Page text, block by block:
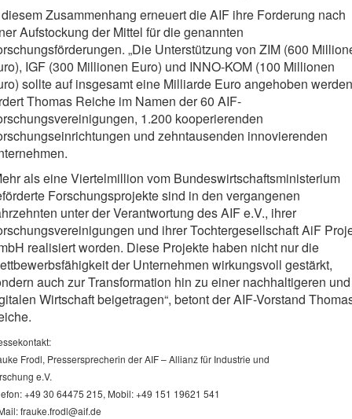
Zusammenhang erneuert die AIF ihre Forderung nach
Aufstockung der Mittel für die genannten
„Die Unterstützung von ZIM (600
IGF (300 Millionen Euro) und INNO-KOM (100 Millionen
sollte auf insgesamt eine Milliarde Euro angehoben
Thomas Reiche im Namen der 60 AIF-
1.200 kooperierenden
und zehntausenden innovierenden
als eine Viertelmillion vom Bundeswirtschaftsministerium
Forschungsprojekte sind in den vergangenen
unter der Verantwortung des AIF e.V., ihrer
und ihrer Tochtergesellschaft AiF
realisiert worden. Diese Projekte haben nicht nur die
der Unternehmen wirkungsvoll gestärkt,
auch zur Transformation hin zu einer nachhaltigeren und
Wirtschaft beigetragen“, betont der AIF-Vorstand
Frodl, Pressersprecherin der AIF – Allianz für Industrie und
e.V.
+49 30 64475 215, Mobil: +49 151 19621 541
frauke.frodl@aif.de